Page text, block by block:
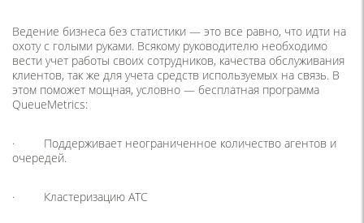
Ведение бизнеса без статистики — это все равно, что идти на
охоту с голыми руками. Всякому руководителю необходимо
вести учет работы своих сотрудников, качества обслуживания
клиентов, так же для учета средств используемых на связь. В
этом поможет мощная, условно — бесплатная программа
QueueMetrics:
· Поддерживает неограниченное количество агентов и
очередей.
· Кластеризацию АТС